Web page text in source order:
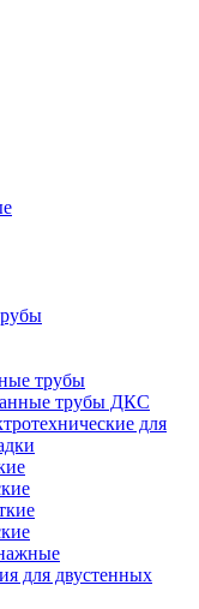
трубы
трубы ДКС
для
для двустенных